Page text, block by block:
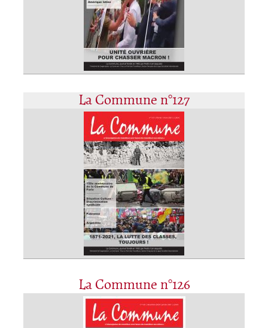
La Commune n°127
La Commune n°126